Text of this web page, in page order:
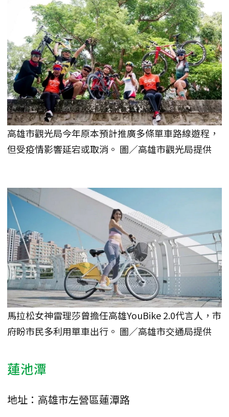
高雄市觀光局今年原本預計推廣多條單車路線遊程，
但受疫情影響延宕或取消。 圖／高雄市觀光局提供
馬拉松女神雷理莎曾擔任高雄YouBike 2.0代言人，市
府盼市民多利用單車出行。 圖／高雄市交通局提供
蓮池潭
地址：高雄市左營區蓮潭路